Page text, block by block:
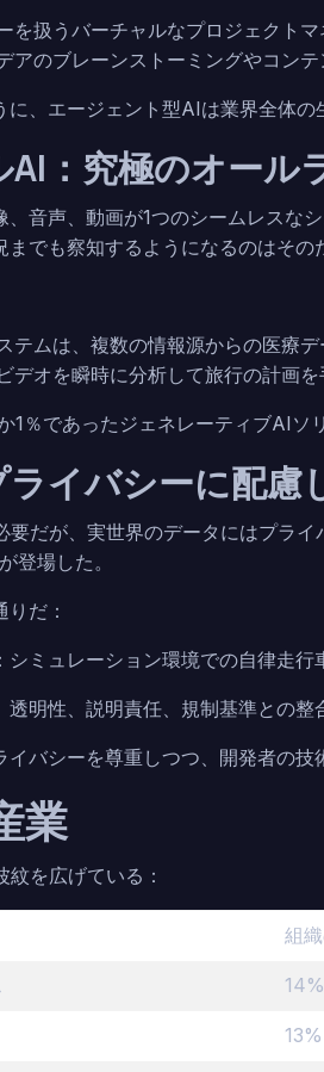
を扱うバーチャルなプロジェクトマ
アのブレーンストーミングやコン
、エージェント型AIは業界全体
：究極のオール
音声、動画が1つのシームレスな
でも察知するようになるのはその
テムは、複数の情報源からの医療
デオを瞬時に分析して旅行の計画
1％であったジェネレーティブAI
イバシーに配慮
だが、実世界のデータにはプラ
登場した。
だ：
ミュレーション環境での自律走
明性、説明責任、規制基準との
バシーを尊重しつつ、開発者の
業
を広げている：
組
14%
13%